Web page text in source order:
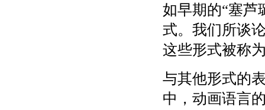
如早期的“塞芦
式。我们所谈
这些形式被称
与其他形式的
中，动画语言